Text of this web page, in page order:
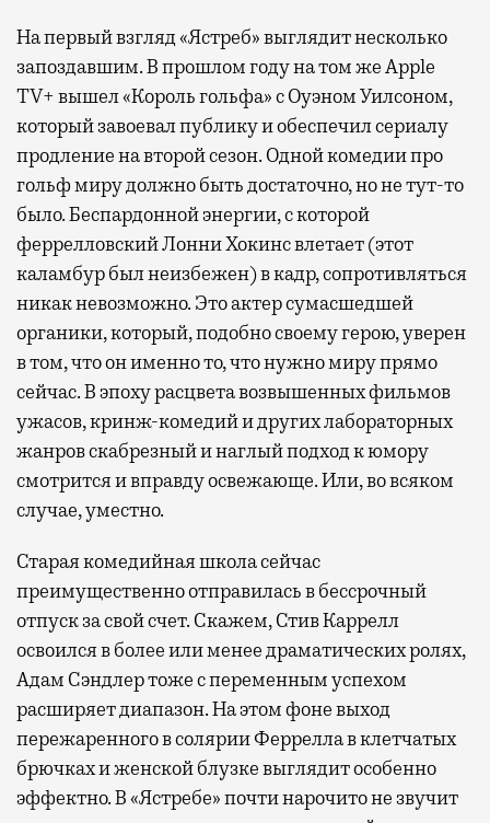
На первый взгляд «Ястреб» выглядит несколько
запоздавшим. В прошлом году на том же Apple
TV+ вышел «Король гольфа» с Оуэном Уилсоном,
который завоевал публику и обеспечил сериалу
продление на второй сезон. Одной комедии про
гольф миру должно быть достаточно, но не тут-то
было. Беспардонной энергии, с которой
феррелловский Лонни Хокинс влетает (этот
каламбур был неизбежен) в кадр, сопротивляться
никак невозможно. Это актер сумасшедшей
органики, который, подобно своему герою, уверен
в том, что он именно то, что нужно миру прямо
сейчас. В эпоху расцвета возвышенных фильмов
ужасов, кринж-комедий и других лабораторных
жанров скабрезный и наглый подход к юмору
смотрится и вправду освежающе. Или, во всяком
случае, уместно.
Старая комедийная школа сейчас
преимущественно отправилась в бессрочный
отпуск за свой счет. Скажем, Стив Каррелл
освоился в более или менее драматических ролях,
Адам Сэндлер тоже с переменным успехом
расширяет диапазон. На этом фоне выход
пережаренного в солярии Феррелла в клетчатых
брючках и женской блузке выглядит особенно
эффектно. В «Ястребе» почти нарочито не звучит